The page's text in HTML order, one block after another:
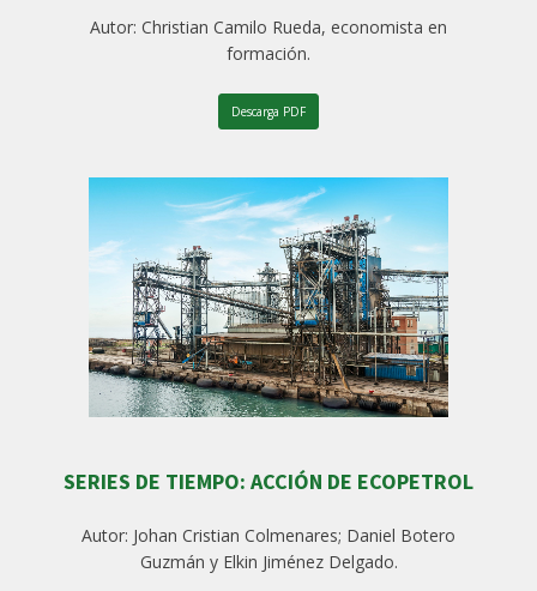
Autor: Christian Camilo Rueda, economista en
formación.
Descarga PDF
SERIES DE TIEMPO: ACCIÓN DE ECOPETROL
Autor: Johan Cristian Colmenares; Daniel Botero
Guzmán y Elkin Jiménez Delgado.